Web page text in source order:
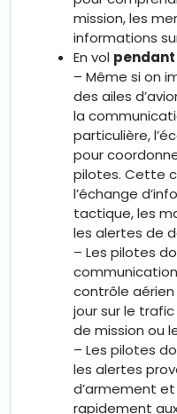
mission, les
informations
En vol
– Même si on
des ailes
la
particulière,
pour
pilotes. Cette
l’échange
tactique, les
les alertes de
– Les pilotes
contrôle
jour sur le
de mission ou
– Les pilotes
les alertes
d’armement
rapidement